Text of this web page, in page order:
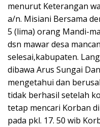
menurut Keterangan
a/n. Misiani Bersama
5 (lima) orang Mandi-
dsn mawar desa
selesai,kabupaten.
dibawa Arus Sungai
mengetahui dan
tidak berhasil setelah
tetap mencari Korban
pada pkl. 17. 50 wib